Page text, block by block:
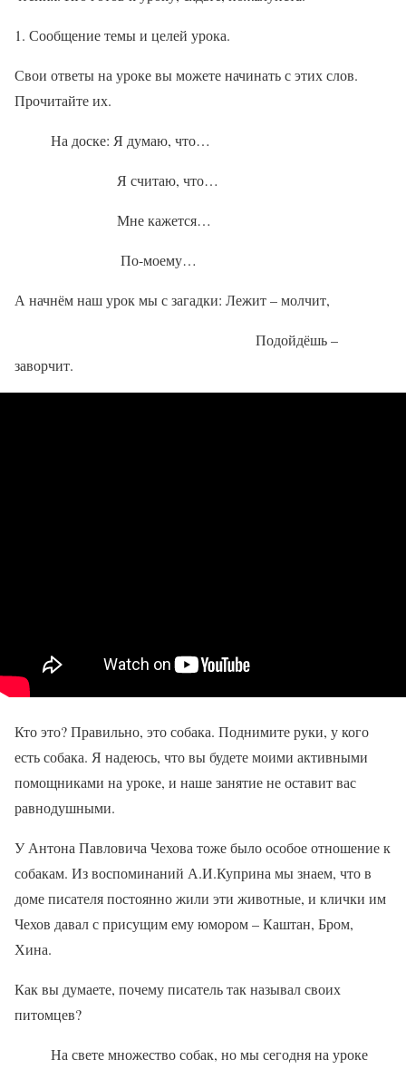
Сообщение темы и целей урока.
Свои ответы на уроке вы можете начинать с этих слов.
Прочитайте их.
На доске: Я думаю, что…
Я считаю, что…
Мне кажется…
По-моему…
А начнём наш урок мы с загадки: Лежит – молчит,
Подойдёшь –
заворчит.
Кто это? Правильно, это собака. Поднимите руки, у кого
есть собака. Я надеюсь, что вы будете моими активными
помощниками на уроке, и наше занятие не оставит вас
равнодушными.
У Антона Павловича Чехова тоже было особое отношение к
собакам. Из воспоминаний А.И.Куприна мы знаем, что в
доме писателя постоянно жили эти животные, и клички им
Чехов давал с присущим ему юмором – Каштан, Бром,
Хина.
Как вы думаете, почему писатель так называл своих
питомцев?
На свете множество собак, но мы сегодня на уроке